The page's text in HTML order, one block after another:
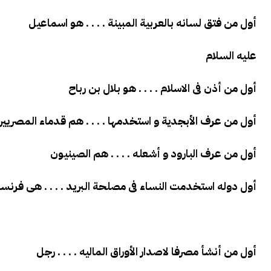
أول من فتق لسانه بالعربية المبينة . . . . هو اسماعيل
عليه السلام
أول من أذن فى الاسلام . . . . هو بلال بن رباح
أول من عرف الأبجدية و استخدمها . . . . هم قدماء
أول من عرف البارود و أشعله . . . . هم الصينيون
أول دوله استخدمت النساء فى مصلحة البريد . . . . هى
أول من أنشأ مصرفا لاصدار الأوراق الماليه . . . . رجل